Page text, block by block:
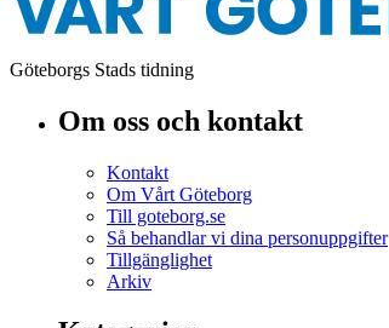
Göteborgs Stads tidning
Om oss och kontakt
Kontakt
Om Vårt Göteborg
Till goteborg.se
Så behandlar vi dina personuppgifter
Tillgänglighet
Arkiv